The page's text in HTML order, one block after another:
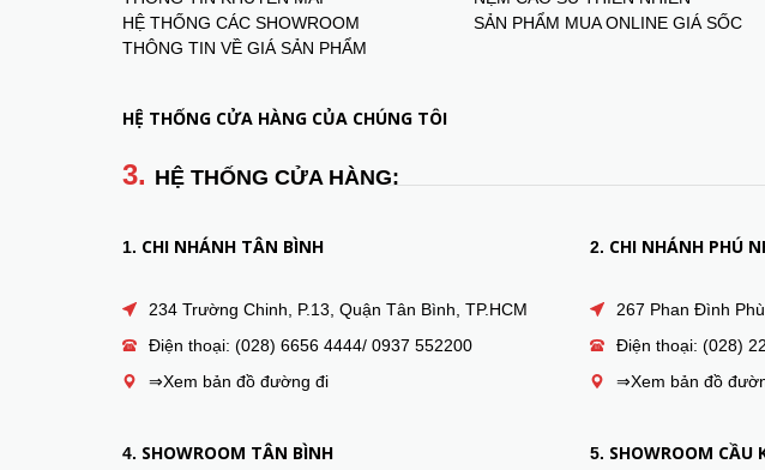
HỆ THỐNG CÁC SHOWROOM
THÔNG TIN VỀ GIÁ SẢN PHẨM
SẢN PHẨM MUA ONLINE GIÁ SỐC
HỆ THỐNG CỬA HÀNG CỦA CHÚNG TÔI
3. HỆ THỐNG CỬA HÀNG:
1. CHI NHÁNH TÂN BÌNH
234 Trường Chinh, P.13, Quận Tân Bình, TP.HCM
Điện thoại: (028) 6656 4444/ 0937 552200
⇒Xem bản đồ đường đi
2. CHI NHÁNH PHÚ
267 Phan Đình
Điện thoại: (028)
⇒Xem bản đồ
4. SHOWROOM TÂN BÌNH 5. SHOWROOM CẦU